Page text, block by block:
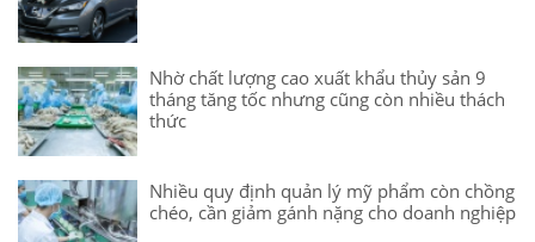
Nhờ chất lượng cao xuất khẩu thủy sản 9
tháng tăng tốc nhưng cũng còn nhiều thách
thức
Nhiều quy định quản lý mỹ phẩm còn chồng
chéo, cần giảm gánh nặng cho doanh nghiệp